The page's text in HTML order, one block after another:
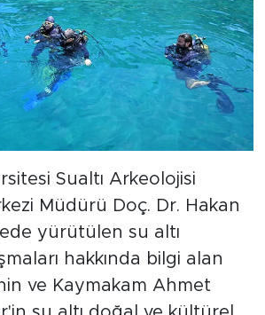
Sualtı Arkeolojisi
Müdürü Doç. Dr. Hakan
yürütülen su altı
hakkında bilgi alan
ve Kaymakam Ahmet